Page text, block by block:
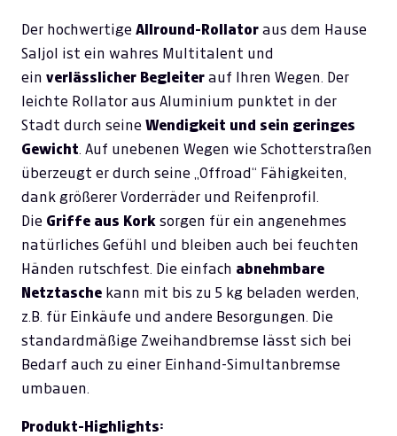
Der hochwertige Allround-Rollator aus dem Hause
Saljol ist ein wahres Multitalent und
ein verlässlicher Begleiter auf Ihren Wegen. Der
leichte Rollator aus Aluminium punktet in der
Stadt durch seine Wendigkeit und sein geringes
Gewicht . Auf unebenen Wegen wie Schotterstraßen
überzeugt er durch seine „Offroad“ Fähigkeiten,
dank größerer Vorderräder und Reifenprofil.
Die Griffe aus Kork sorgen für ein angenehmes
natürliches Gefühl und bleiben auch bei feuchten
Händen rutschfest. Die einfach abnehmbare
Netztasche kann mit bis zu 5 kg beladen werden,
z.B. für Einkäufe und andere Besorgungen. Die
standardmäßige Zweihandbremse lässt sich bei
Bedarf auch zu einer Einhand-Simultanbremse
umbauen.
Produkt-Highlights: